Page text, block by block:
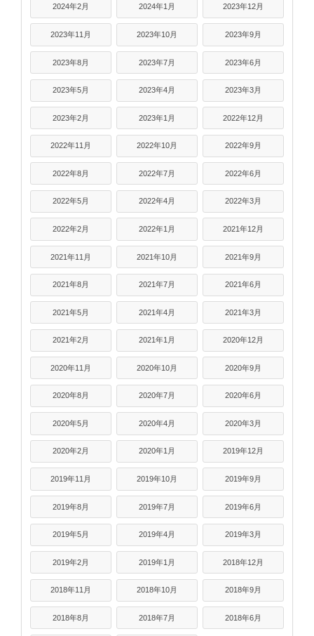
2024年2月 2024年1月 2023年12月
2023年11月 2023年10月 2023年9月
2023年8月 2023年7月 2023年6月
2023年5月 2023年4月 2023年3月
2023年2月 2023年1月 2022年12月
2022年11月 2022年10月 2022年9月
2022年8月 2022年7月 2022年6月
2022年5月 2022年4月 2022年3月
2022年2月 2022年1月 2021年12月
2021年11月 2021年10月 2021年9月
2021年8月 2021年7月 2021年6月
2021年5月 2021年4月 2021年3月
2021年2月 2021年1月 2020年12月
2020年11月 2020年10月 2020年9月
2020年8月 2020年7月 2020年6月
2020年5月 2020年4月 2020年3月
2020年2月 2020年1月 2019年12月
2019年11月 2019年10月 2019年9月
2019年8月 2019年7月 2019年6月
2019年5月 2019年4月 2019年3月
2019年2月 2019年1月 2018年12月
2018年11月 2018年10月 2018年9月
2018年8月 2018年7月 2018年6月